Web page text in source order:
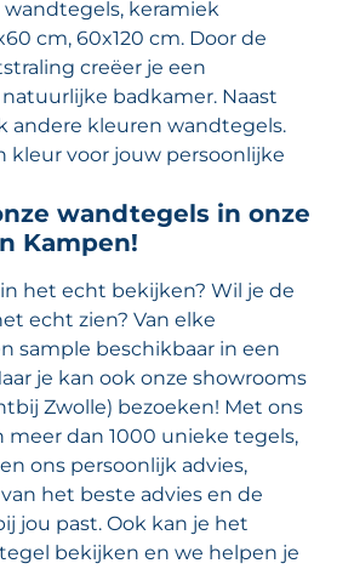
keramiek
cm, 60x120 cm. Door de
creëer je een
badkamer. Naast
andere kleuren wandtegels.
kleur voor jouw persoonlijke
wandtegels in onze
Kampen!
het echt bekijken? Wil je de
echt zien? Van elke
sample beschikbaar in een
je kan ook onze showrooms
Zwolle) bezoeken! Met ons
meer dan 1000 unieke tegels,
ons persoonlijk advies,
het beste advies en de
jou past. Ook kan je het
bekijken en we helpen je